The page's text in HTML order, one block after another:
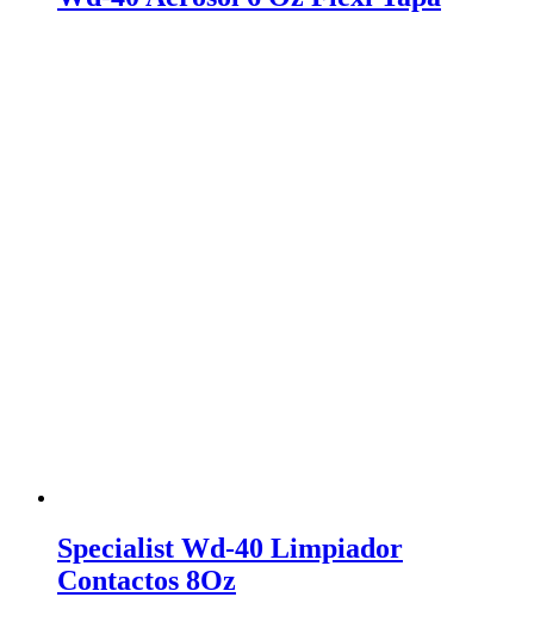
Specialist Wd-40 Limpiador
Contactos 8Oz